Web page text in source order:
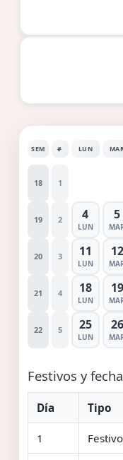
SEM # LUN
18 1
19 2 4
LUN
5
20 3 11
LUN
12
21 4 18
LUN
19
22 5 25
LUN
26
Festivos y
Día Tipo
1 Festivo